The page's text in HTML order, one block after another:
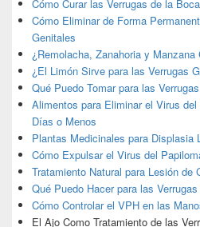
Cómo Curar las Verrugas de la
Cómo Eliminar de Forma
Genitales
¿Remolacha, Zanahoria y Manzana
¿El Limón Sirve para las Verrugas
Qué Puedo Tomar para las
Alimentos para Eliminar el Virus
Días o Menos
Plantas Medicinales para Displasia
Cómo Expulsar el Virus del
Tratamiento Natural para Lesión de
Qué Puedo Hacer para las
Cómo Controlar el VPH en las
El Ajo Como Tratamiento de las